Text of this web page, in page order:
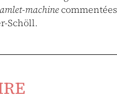
machine
Schöll.